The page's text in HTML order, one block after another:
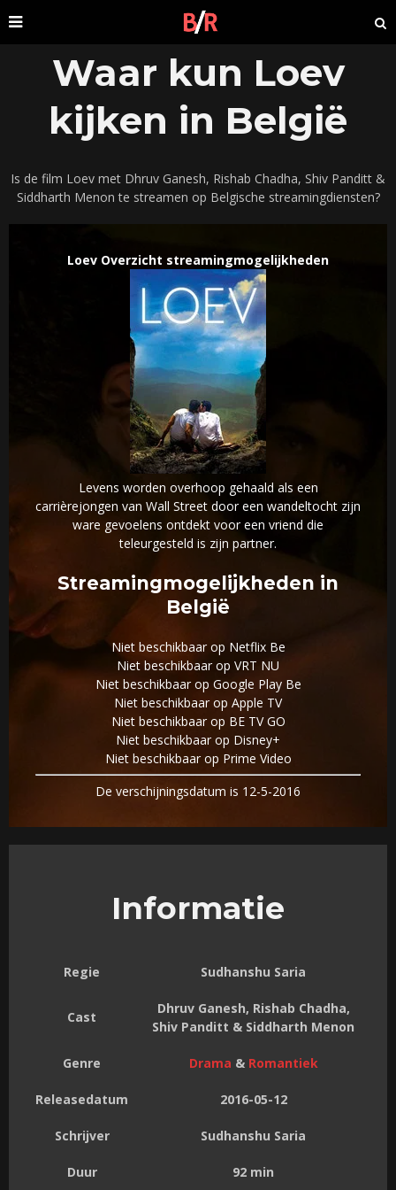
Waar kun Loev
kijken in België
Is de film Loev met Dhruv Ganesh, Rishab Chadha, Shiv Panditt &
Siddharth Menon te streamen op Belgische streamingdiensten?
Loev Overzicht streamingmogelijkheden
Levens worden overhoop gehaald als een
carrièrejongen van Wall Street door een wandeltocht zijn
ware gevoelens ontdekt voor een vriend die
teleurgesteld is zijn partner.
Streamingmogelijkheden in
België
Niet beschikbaar op Netflix Be
Niet beschikbaar op VRT NU
Niet beschikbaar op Google Play Be
Niet beschikbaar op Apple TV
Niet beschikbaar op BE TV GO
Niet beschikbaar op Disney+
Niet beschikbaar op Prime Video
De verschijningsdatum is 12-5-2016
Informatie
Regie Sudhanshu Saria
Cast
Dhruv Ganesh, Rishab Chadha,
Shiv Panditt & Siddharth Menon
Genre Drama & Romantiek
Releasedatum 2016-05-12
Schrijver Sudhanshu Saria
Duur 92 min